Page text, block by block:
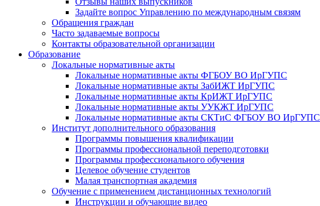
Задайте вопрос Управлению по международным связям
Обращения граждан
Часто задаваемые вопросы
Контакты образовательной организации
Образование
Локальные нормативные акты
Локальные нормативные акты ФГБОУ ВО ИрГУПС
Локальные нормативные акты ЗабИЖТ ИрГУПС
Локальные нормативные акты КрИЖТ ИрГУПС
Локальные нормативные акты УУКЖТ ИрГУПС
Локальные нормативные акты СКТиС ФГБОУ ВО ИрГУПС
Институт дополнительного образования
Программы повышения квалификации
Программы профессиональной переподготовки
Программы профессионального обучения
Целевое обучение студентов
Малая транспортная академия
Обучение с применением дистанционных технологий
Инструкции и обучающие видео